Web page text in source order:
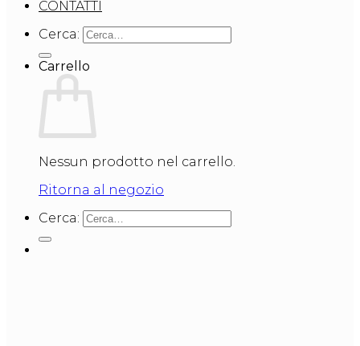
CONTATTI
Cerca:
Carrello
Nessun prodotto nel carrello.
Ritorna al negozio
Cerca: